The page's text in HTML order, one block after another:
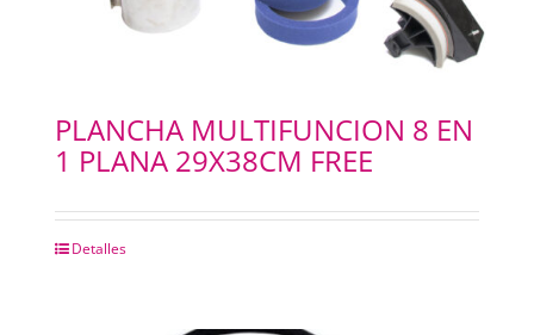
PLANCHA MULTIFUNCION 8 EN
1 PLANA 29X38CM FREE
Detalles